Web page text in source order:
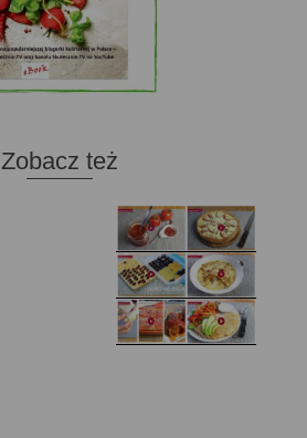
Zobacz też
Domowy ketchup (bez
cukru)
Tarta francuska z
cebulą i pomidorem
Domowe żelki
Zupa kurkowa z
selerem i pietruszką